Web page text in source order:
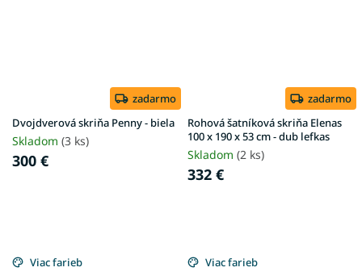
zadarmo
Dvojdverová skriňa Penny - biela
Skladom (3 ks)
300 €
zadarmo
Rohová šatníková skriňa Elenas
100 x 190 x 53 cm - dub lefkas
Skladom (2 ks)
332 €
Viac farieb Viac farieb